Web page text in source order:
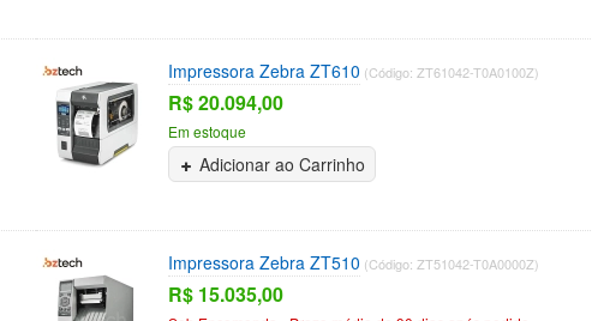
Impressora Zebra ZT610 (Código: ZT61042-T0A0100Z)
R$ 20.094,00
Em estoque
Adicionar ao Carrinho
Impressora Zebra ZT510 (Código: ZT51042-T0A0000Z)
R$ 15.035,00